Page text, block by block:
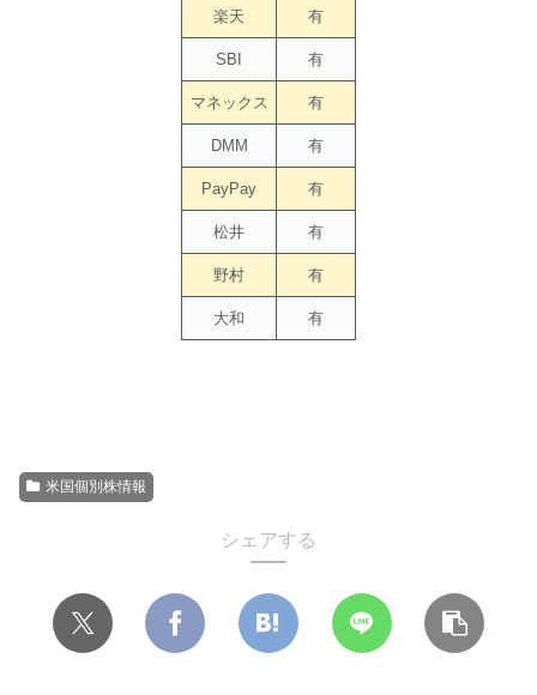
楽天 有
SBI 有
マネックス 有
DMM 有
PayPay 有
松井 有
野村 有
大和 有
米国個別株情報
シェアする